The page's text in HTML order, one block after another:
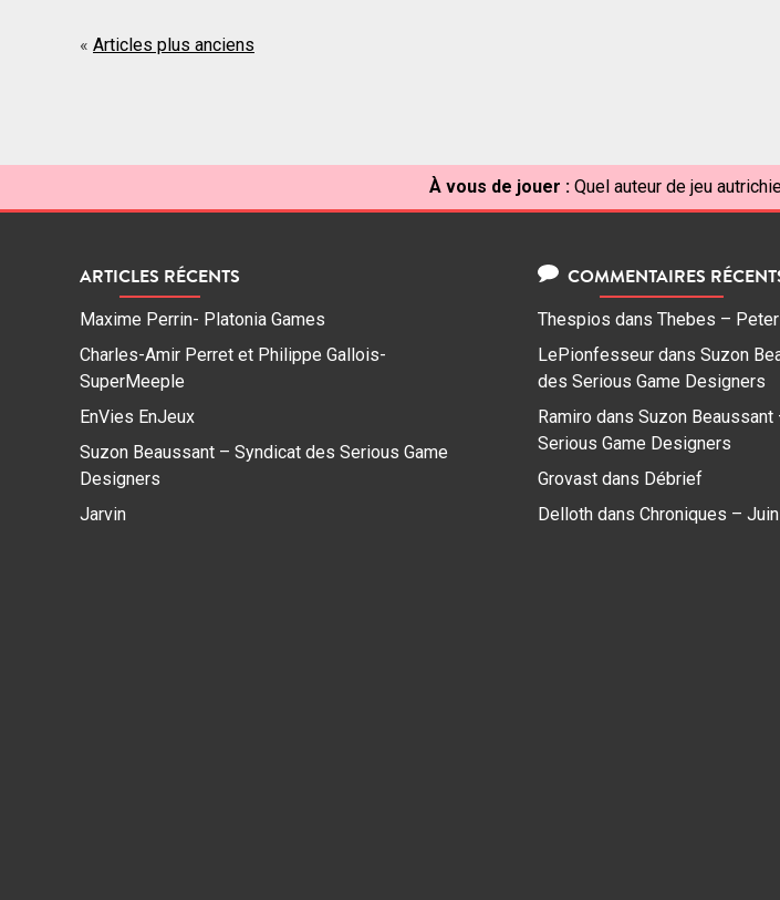
Navigation
Articles plus anciens
À vous de jouer : Quel auteur de jeu
ARTICLES RÉCENTS
Maxime Perrin- Platonia Games
Charles-Amir Perret et Philippe Gallois-
SuperMeeple
EnVies EnJeux
Suzon Beaussant – Syndicat des Serious Game
Designers
Jarvin
COMMENTAIRES
Thespios dans Thebes –
LePionfesseur dans Suzon
des Serious Game Designers
Ramiro dans Suzon
Serious Game Designers
Grovast dans Débrief
Delloth dans Chroniques –